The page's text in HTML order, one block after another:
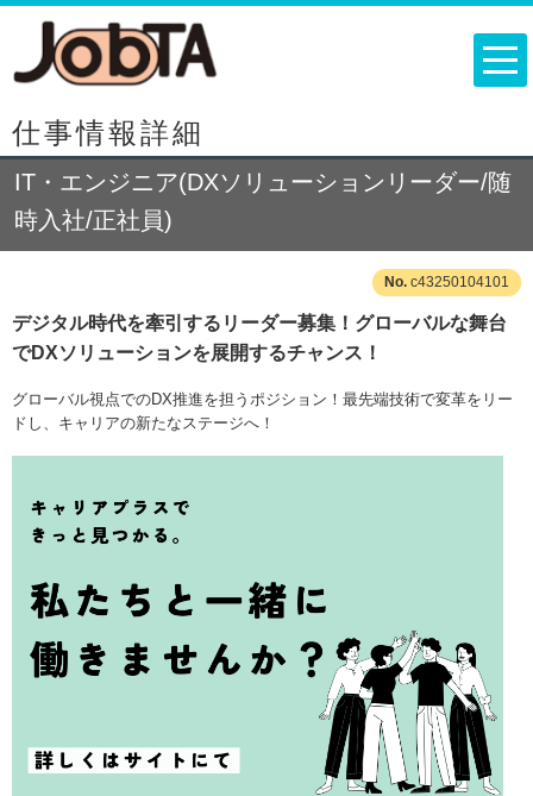
仕事情報詳細
IT・エンジニア(DXソリューションリーダー/随
時入社/正社員)
c43250104101
デジタル時代を牽引するリーダー募集！グローバルな舞台
でDXソリューションを展開するチャンス！
グローバル視点でのDX推進を担うポジション！最先端技術で変革をリー
ドし、キャリアの新たなステージへ！